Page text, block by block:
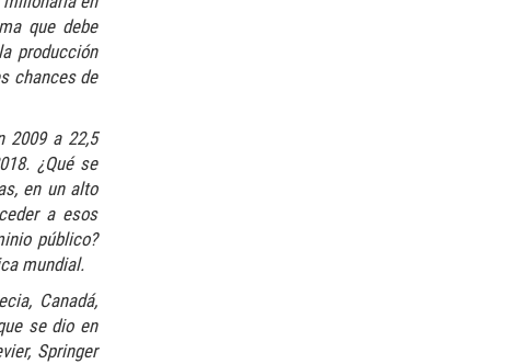
que debe
producción
chances de
2009 a 22,5
¿Qué se
en un alto
a esos
público?
mundial.
Canadá,
se dio en
Springer